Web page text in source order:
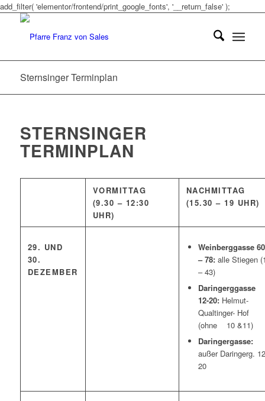
add_filter( 'elementor/frontend/print_google_fonts', '__return_false' );
Sternsinger Terminplan
STERNSINGER
TERMINPLAN
VORMITTAG
(9.30 – 12:30
UHR)
NACHMITTAG
(15.30 – 19 UHR)
29. UND
30.
DEZEMBER
Weinberggasse 60
– 78:alle Stiegen
– 43)
Daringerggasse
12-20:Helmut-
Qualtinger- Hof
(ohne 10 &11)
Daringergasse:
außer Daringerg.
20